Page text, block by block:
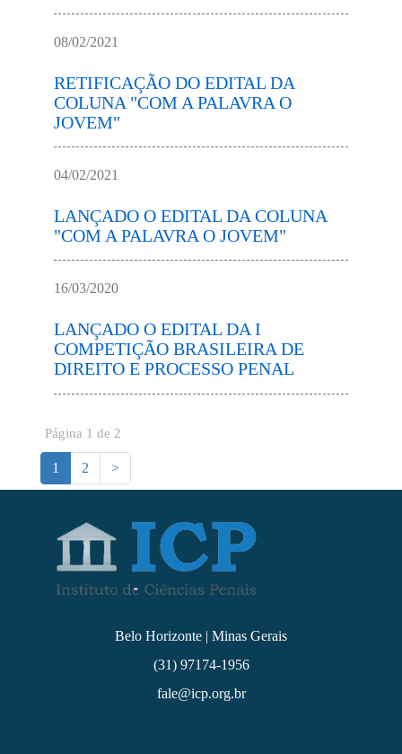
08/02/2021
RETIFICAÇÃO DO EDITAL DA
COLUNA "COM A PALAVRA O
JOVEM"
04/02/2021
LANÇADO O EDITAL DA COLUNA
"COM A PALAVRA O JOVEM"
16/03/2020
LANÇADO O EDITAL DA I
COMPETIÇÃO BRASILEIRA DE
DIREITO E PROCESSO PENAL
Página 1 de 2
1 2 >
Belo Horizonte | Minas Gerais
(31) 97174-1956
fale@icp.org.br